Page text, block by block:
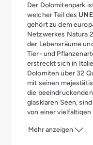
Der Dolomitenpark
welcher Teil des
gehört zu dem
Netzwerkes Natura
der Lebensräume
Tier- und
erstreckt sich in
Dolomiten über 32
mit seinen
die
glasklaren Seen,
von einer vielfältigen
Mehr anzeigen